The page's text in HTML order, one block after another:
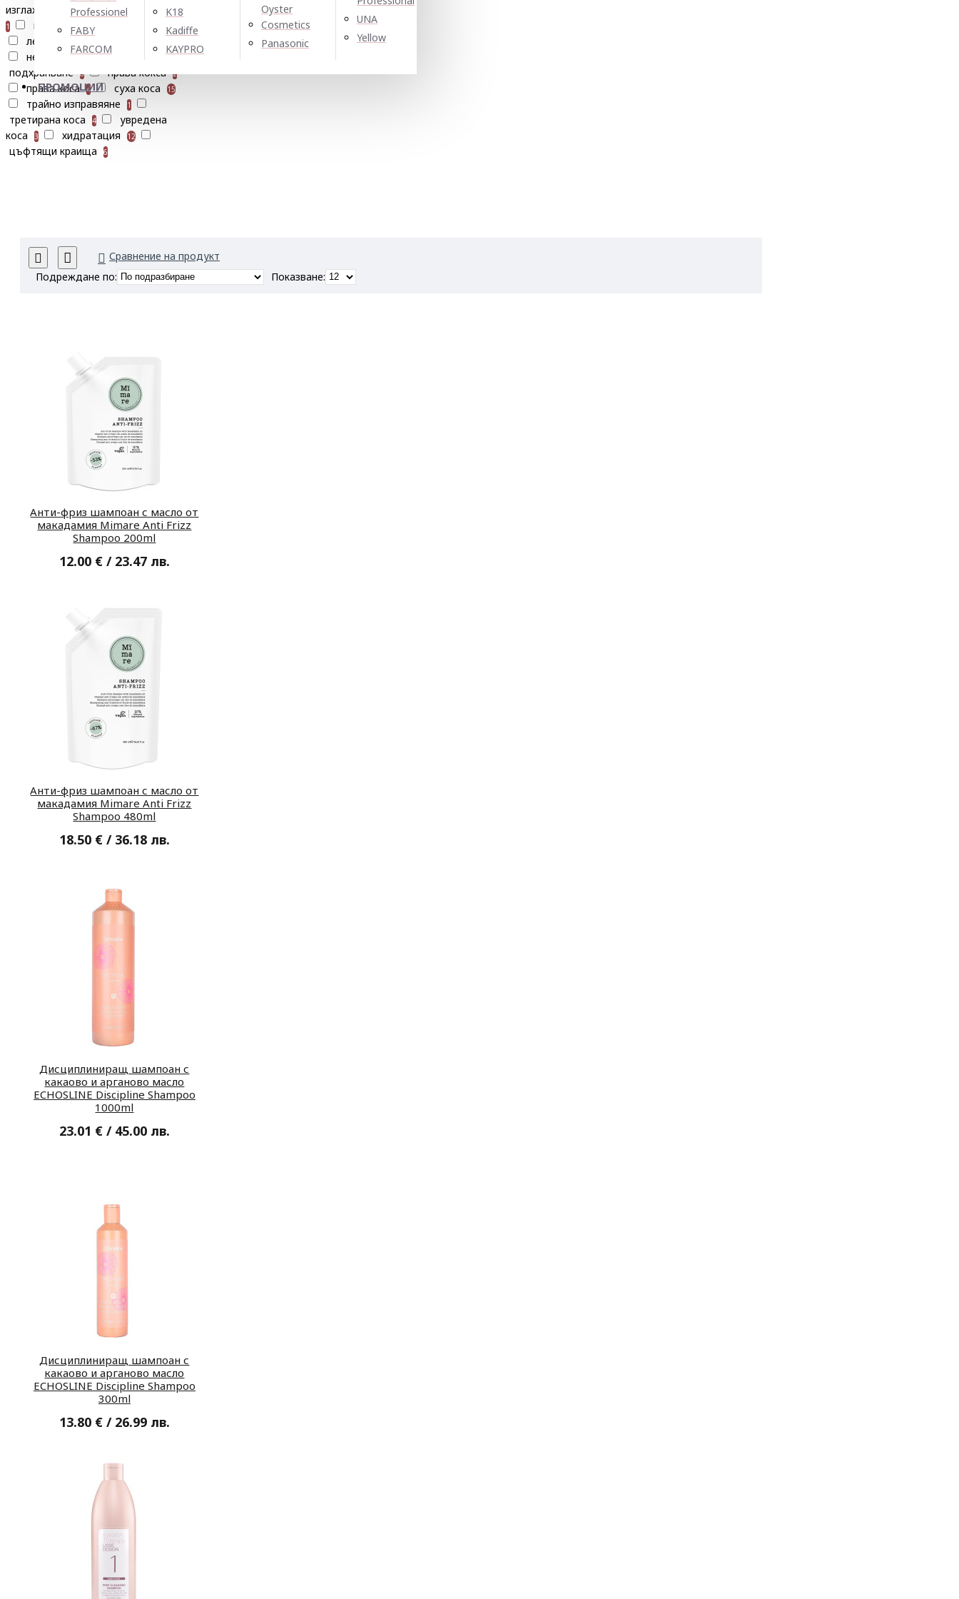
Professionel
FABY
FARCOM
K18
Kadiffe
KAYPRO
Oyster
Cosmetics
Panasonic
UNA
Yellow
ПРОМОЦИИ
изглаждане
7 изтошена коса
1 коприна 1 ламиниране
ленено семе
непокорна коса 29
подхранване 8 права кокса 2
права коса 4 суха коса 15
трайно изправяяне 1
третирана коса 4
увредена
коса
3 хидратация 12
цъфтящи краища 6
Сравнение на продукт
Подреждане по:
Показване:
Анти-фриз шампоан с масло от
макадамия Mimare Anti Frizz
Shampoo 200ml
12.00 € / 23.47 лв.
Анти-фриз шампоан с масло от
макадамия Mimare Anti Frizz
Shampoo 480ml
18.50 € / 36.18 лв.
Дисциплиниращ шампоан с
какаово и арганово масло
ECHOSLINE Discipline Shampoo
1000ml
23.01 € / 45.00 лв.
Дисциплиниращ шампоан с
какаово и арганово масло
ECHOSLINE Discipline Shampoo
300ml
13.80 € / 26.99 лв.